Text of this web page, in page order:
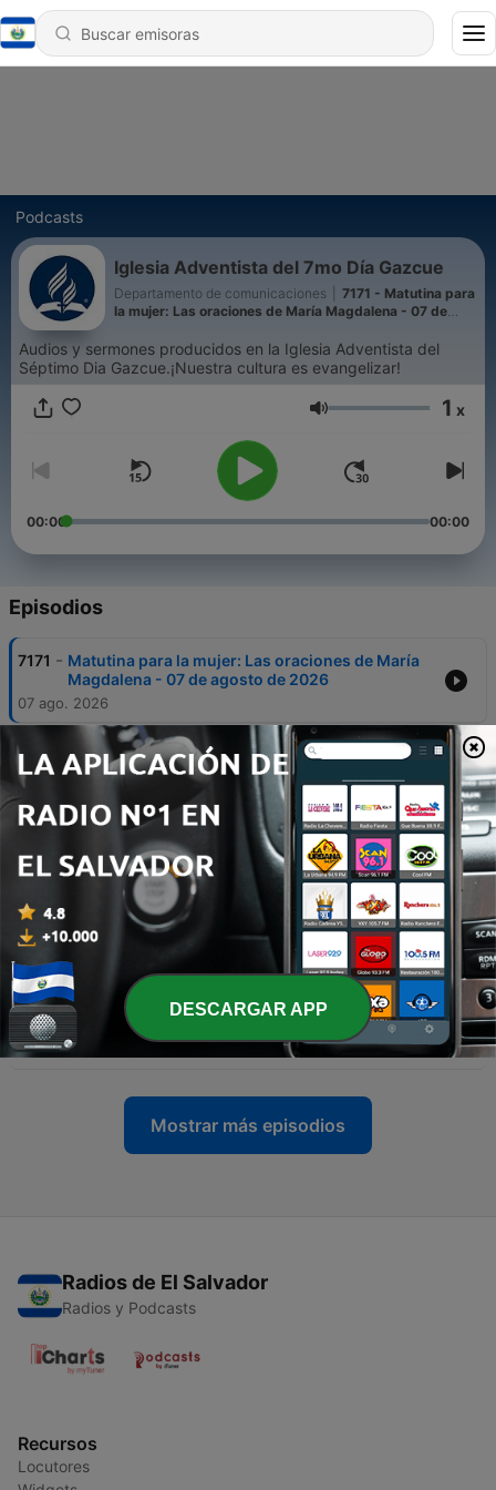
Podcasts
Iglesia Adventista del 7mo Día Gazcue
Departamento de comunicaciones
7171 - Matutina para
la mujer: Las oraciones de María Magdalena - 07 de
Audios y sermones producidos en la Iglesia Adventista del
Séptimo Dia Gazcue.¡Nuestra cultura es evangelizar!
Volumen 1 x
00:00 00:00
Episodios
7171 - Matutina para la mujer: Las oraciones de María
Magdalena - 07 de agosto de 2026
07 ago. 2026
7170
Matutina para la mujer: Como el Cedro del
Líbano - 06 de agosto de 2026
06 ago. 2026
-
Matutina para la mujer: Oportunidades perdidas
- 05 de agosto de 2026
05 ago. 2026
7168 -
Matutina para la mujer: Frente al Jordán - 04 de
agosto de 2026
04 ago. 2026
7167 - Matutina para la mujer: La certeza de Joni - 03
de agosto de 2026
03 ago. 2026
Mostrar más episodios
Radios de El Salvador
Radios y Podcasts
Recursos
Locutores
DESCARGAR APP